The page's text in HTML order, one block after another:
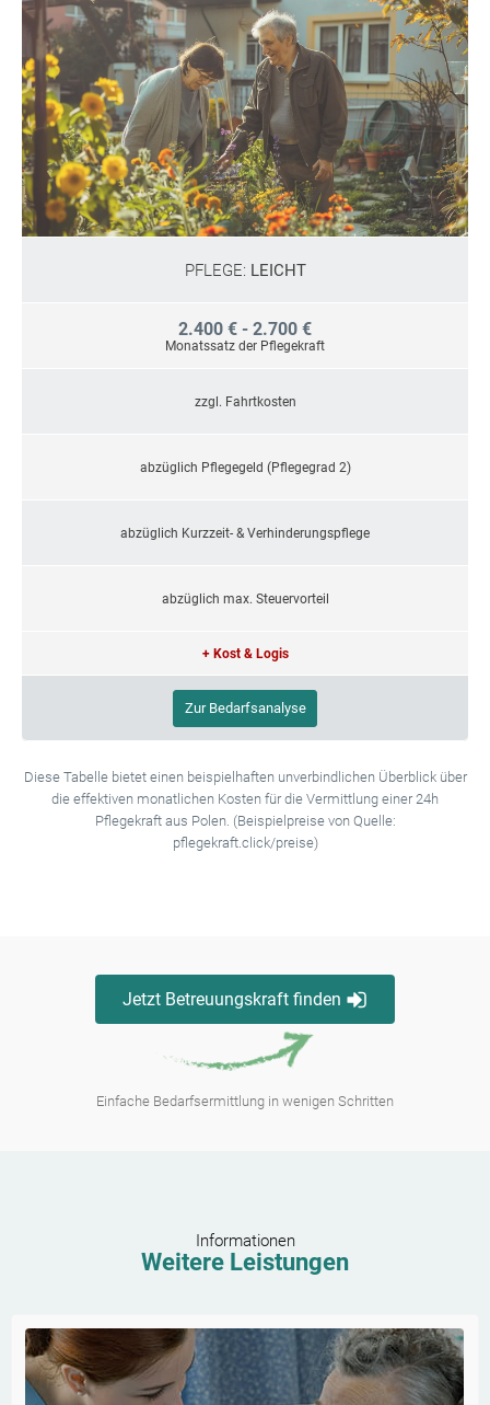
PFLEGE: LEICHT
2.400 € - 2.700 €
Monatssatz der Pflegekraft
zzgl. Fahrtkosten
abzüglich Pflegegeld (Pflegegrad 2)
abzüglich Kurzzeit- & Verhinderungspflege
abzüglich max. Steuervorteil
+ Kost & Logis
Zur Bedarfsanalyse
Diese Tabelle bietet einen beispielhaften unverbindlichen Überblick über
die effektiven monatlichen Kosten für die Vermittlung einer 24h
Pflegekraft aus Polen. (Beispielpreise von Quelle:
pflegekraft.click/preise)
Jetzt Betreuungskraft finden
Einfache Bedarfsermittlung in wenigen Schritten
Informationen
Weitere Leistungen